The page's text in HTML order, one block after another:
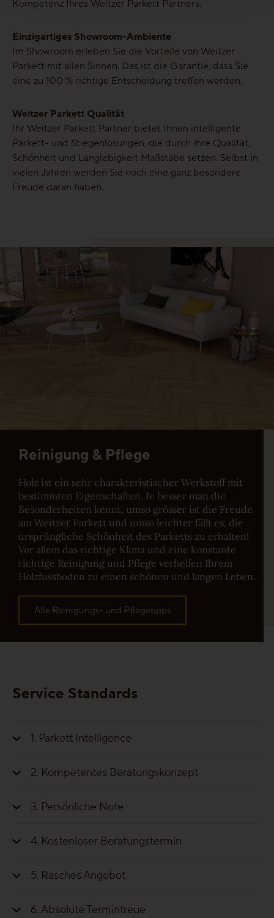
Kompetenz Ihres Weitzer Parkett Partners.
Einzigartiges Showroom-Ambiente
Im Showroom erleben Sie die Vorteile von Weitzer
Parkett mit allen Sinnen. Das ist die Garantie, dass Sie
eine zu 100 % richtige Entscheidung treffen werden.
Weitzer Parkett Qualität
Ihr Weitzer Parkett Partner bietet Ihnen intelligente
Parkett- und Stiegenlösungen, die durch ihre Qualität,
Schönheit und Langlebigkeit Maßstäbe setzen. Selbst in
vielen Jahren werden Sie noch eine ganz besondere
Freude daran haben.
Reinigung & Pflege
Holz ist ein sehr charakteristischer Werkstoff mit
bestimmten Eigenschaften. Je besser man die
Besonderheiten kennt, umso grösser ist die Freude
am Weitzer Parkett und umso leichter fällt es, die
ursprüngliche Schönheit des Parketts zu erhalten!
Vor allem das richtige Klima und eine konstante
richtige Reinigung und Pflege verhelfen Ihrem
Holzfussboden zu einen schönen und langen Leben.
Alle Reinigungs- und Pflegetipps
Service Standards
1 Parkett Intelligence
2 Kompetentes Beratungskonzept
3 Persönliche Note
4 Kostenloser Beratungstermin
5 Rasches Angebot
6 Absolute Termintreue